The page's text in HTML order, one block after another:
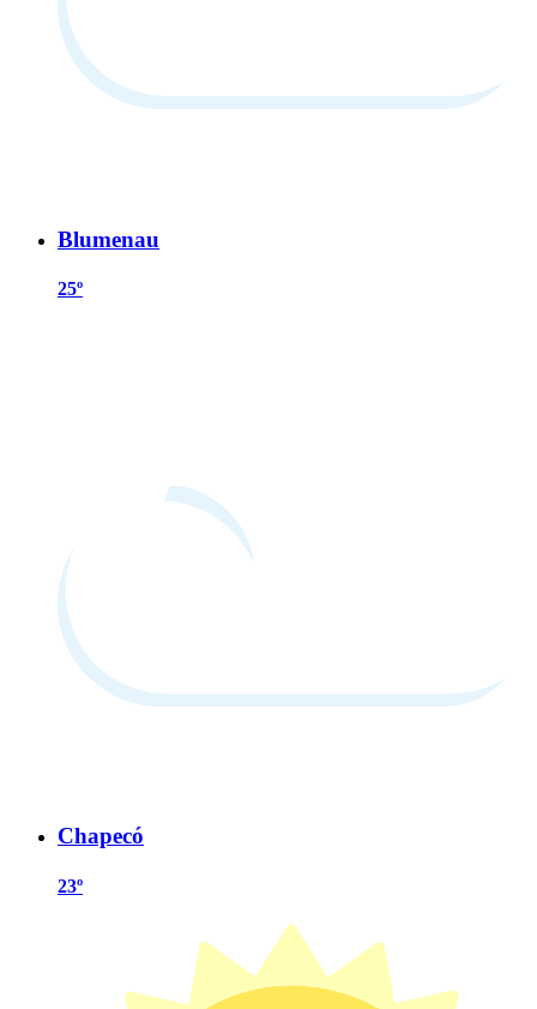
Blumenau
25º
Chapecó
23º